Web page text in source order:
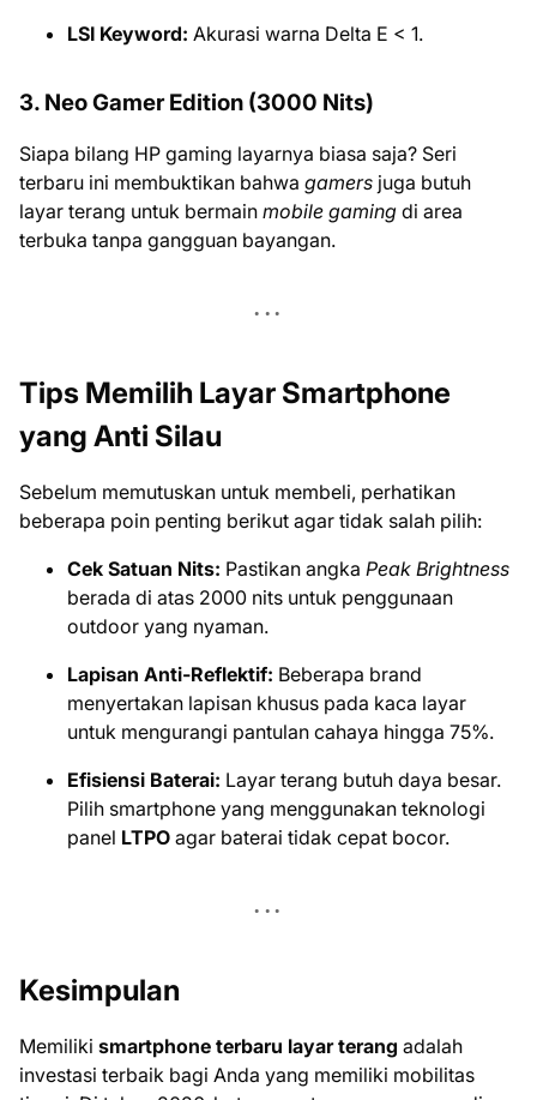
LSI Keyword: Akurasi warna Delta E < 1.
3. Neo Gamer Edition (3000 Nits)
Siapa bilang HP gaming layarnya biasa saja? Seri
terbaru ini membuktikan bahwa gamers juga butuh
layar terang untuk bermain mobile gaming di area
terbuka tanpa gangguan bayangan.
Tips Memilih Layar Smartphone
yang Anti Silau
Sebelum memutuskan untuk membeli, perhatikan
beberapa poin penting berikut agar tidak salah pilih:
Cek Satuan Nits: Pastikan angka Peak Brightness
berada di atas 2000 nits untuk penggunaan
outdoor yang nyaman.
Lapisan Anti-Reflektif: Beberapa brand
menyertakan lapisan khusus pada kaca layar
untuk mengurangi pantulan cahaya hingga 75%.
Efisiensi Baterai: Layar terang butuh daya besar.
Pilih smartphone yang menggunakan teknologi
panel LTPO agar baterai tidak cepat bocor.
Kesimpulan
Memiliki smartphone terbaru layar terang adalah
investasi terbaik bagi Anda yang memiliki mobilitas